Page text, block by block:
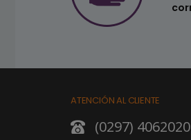
correr el agua
ATENCIÓN AL CLIENTE
(0297) 4062020